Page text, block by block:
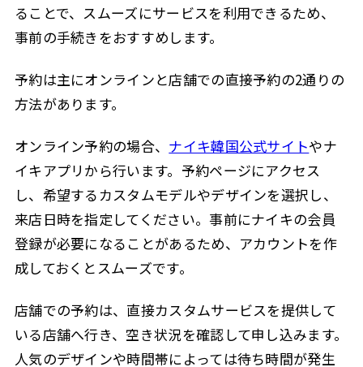
ることで、スムーズにサービスを利用できるため、
事前の手続きをおすすめします。
予約は主にオンラインと店舗での直接予約の2通りの
方法があります。
オンライン予約の場合、 ナイキ韓国公式サイトやナ
イキアプリから行います。予約ページにアクセス
し、希望するカスタムモデルやデザインを選択し、
来店日時を指定してください。事前にナイキの会員
登録が必要になることがあるため、アカウントを作
成しておくとスムーズです。
店舗での予約は、直接カスタムサービスを提供して
いる店舗へ行き、空き状況を確認して申し込みます。
人気のデザインや時間帯によっては待ち時間が発生